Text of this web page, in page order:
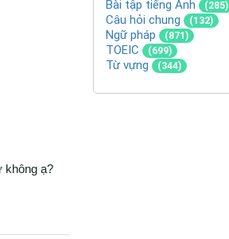
không ạ?
Bài tập tiếng Anh (285)
Câu hỏi chung (132)
Ngữ pháp (871)
TOEIC (699)
Từ vựng (344)